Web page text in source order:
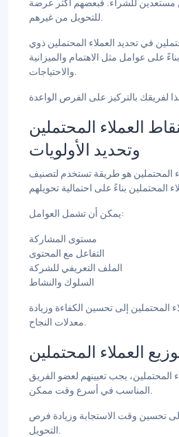
للتحويل من غيرهم.
في تحديد العملاء المحتملين ذوي
بناءً على عوامل مثل الاهتمام والميزانية
والاحتياجات.
العملاء المحتملين
وتحديد الأولويات
المحتملين هو طريقة تستخدم لتصنيف
يمكن أن تشمل العوامل:
مستوى المشاركة
التفاعل مع المحتوى
الملف التعريفي للشركة
السلوك والنشاط
المحتملين إلى تحسين الكفاءة وزيادة
معدلات النجاح.
المحتملين، يجب تعيينهم لعضو الفريق
المناسب في أسرع وقت ممكن.
إلى تحسين وقت الاستجابة وزيادة فرص
التحويل.